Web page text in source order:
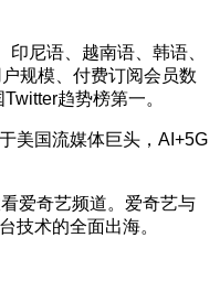
尼语、越南语、韩语、
规模、付费订阅会员数
趋势榜第一。
美国流媒体巨头，AI+5G
爱奇艺频道。爱奇艺与
技术的全面出海。